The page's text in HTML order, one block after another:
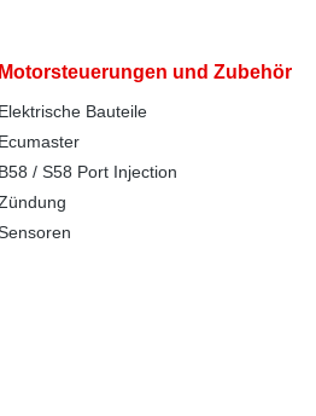
Motorsteuerungen und Zubehör
Elektrische Bauteile
Ecumaster
B58 / S58 Port Injection